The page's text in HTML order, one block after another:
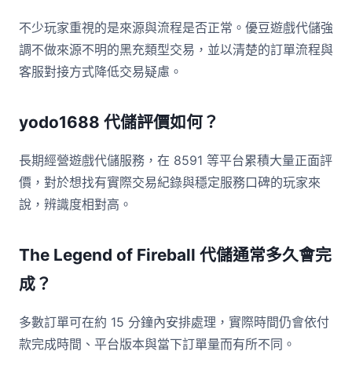
不少玩家重視的是來源與流程是否正常。優豆遊戲代儲強
調不做來源不明的黑充類型交易，並以清楚的訂單流程與
客服對接方式降低交易疑慮。
yodo1688 代儲評價如何？
長期經營遊戲代儲服務，在 8591 等平台累積大量正面評
價，對於想找有實際交易紀錄與穩定服務口碑的玩家來
說，辨識度相對高。
The Legend of Fireball 代儲通常多久會完
成？
多數訂單可在約 15 分鐘內安排處理，實際時間仍會依付
款完成時間、平台版本與當下訂單量而有所不同。